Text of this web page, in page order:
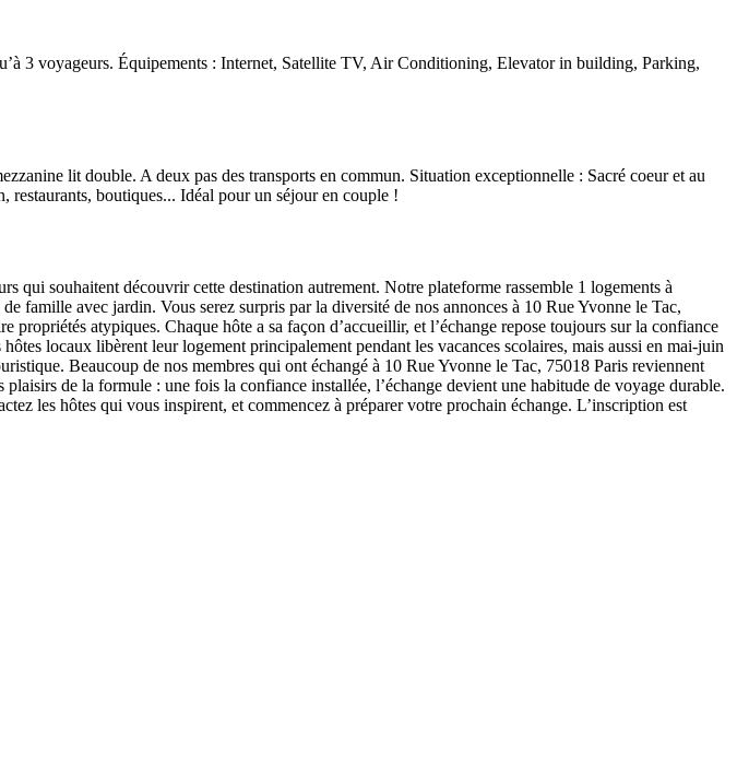
3 voyageurs. Équipements : Internet, Satellite TV, Air Conditioning, Elevator in building, Parking,
lit double. A deux pas des transports en commun. Situation exceptionnelle : Sacré coeur et au
boutiques... Idéal pour un séjour en couple !
qui souhaitent découvrir cette destination autrement. Notre plateforme rassemble 1 logements à
famille avec jardin. Vous serez surpris par la diversité de nos annonces à 10 Rue Yvonne le Tac,
atypiques. Chaque hôte a sa façon d’accueillir, et l’échange repose toujours sur la confiance
locaux libèrent leur logement principalement pendant les vacances scolaires, mais aussi en mai-juin
Beaucoup de nos membres qui ont échangé à 10 Rue Yvonne le Tac, 75018 Paris reviennent
de la formule : une fois la confiance installée, l’échange devient une habitude de voyage durable.
les hôtes qui vous inspirent, et commencez à préparer votre prochain échange. L’inscription est